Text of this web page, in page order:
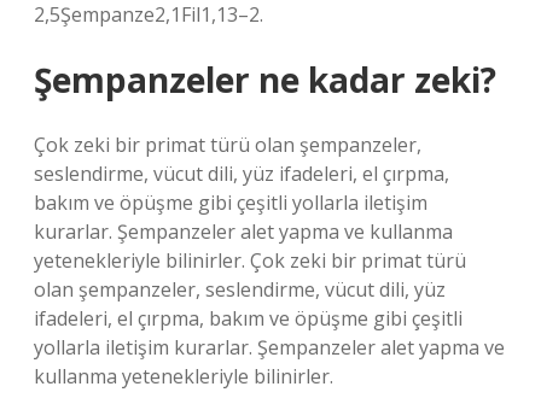
2,5Şempanze2,1Fil1,13–2.
Şempanzeler ne kadar zeki?
Çok zeki bir primat türü olan şempanzeler,
seslendirme, vücut dili, yüz ifadeleri, el çırpma,
bakım ve öpüşme gibi çeşitli yollarla iletişim
kurarlar. Şempanzeler alet yapma ve kullanma
yetenekleriyle bilinirler. Çok zeki bir primat türü
olan şempanzeler, seslendirme, vücut dili, yüz
ifadeleri, el çırpma, bakım ve öpüşme gibi çeşitli
yollarla iletişim kurarlar. Şempanzeler alet yapma ve
kullanma yetenekleriyle bilinirler.